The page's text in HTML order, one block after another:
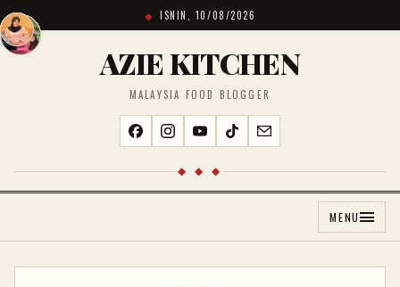
ISNIN, 10/08/2026
AZIE KITCHEN
MALAYSIA FOOD BLOGGER
◆ ◆ ◆
MENU